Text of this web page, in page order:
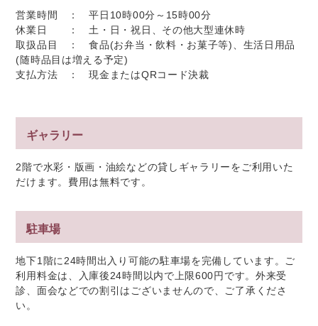
営業時間 ： 平日10時00分～15時00分
休業日 ： 土・日・祝日、その他大型連休時
取扱品目 ： 食品(お弁当・飲料・お菓子等)、生活日用品
(随時品目は増える予定)
支払方法 ：現金またはQRコード決裁
ギャラリー
2階で水彩・版画・油絵などの貸しギャラリーをご利用いた
だけます。費用は無料です。
駐車場
地下1階に24時間出入り可能の駐車場を完備しています。ご
利用料金は、入庫後24時間以内で上限600円です。外来受
診、面会などでの割引はございませんので、ご了承くださ
い。